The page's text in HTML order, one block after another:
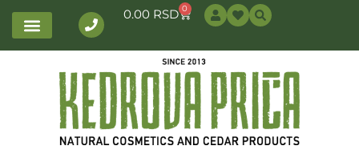
0.00 RSD 0